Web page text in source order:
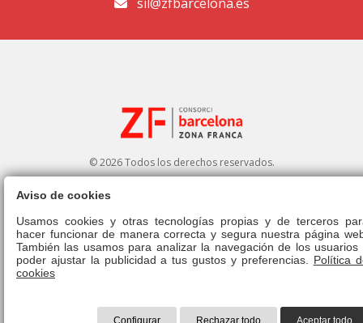
© 2026 Todos los derechos reservados.
Aviso legal|Política de privacidad|Política de cookies|Canal ético|
Derecho de admisión|Normativa
Aviso de cookies
Usamos cookies y otras tecnologías propias y de terceros
hacer funcionar de manera correcta y segura nuestra página
También las usamos para analizar la navegación de los usuarios
poder ajustar la publicidad a tus gustos y preferencias. Política
cookies
Configurar Rechazar todo Aceptar todo